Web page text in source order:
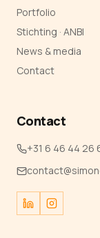
Portfolio
Stichting · ANBI
News & media
Contact
Contact
+31 6 46 44 26